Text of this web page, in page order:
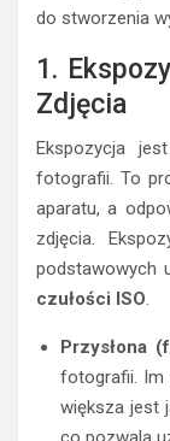
do stworzenia
1.
Zdjęcia
Ekspozycja
fotografii. To
aparatu, a
zdjęcia.
podstawowych
czułości ISO.
Przysłona
fotografii. Im
większa jest